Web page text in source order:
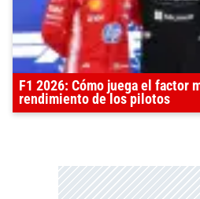
F1 2026: Cómo juega el factor
rendimiento de los pilotos